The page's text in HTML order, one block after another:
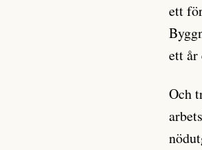
ett
ett år
Och